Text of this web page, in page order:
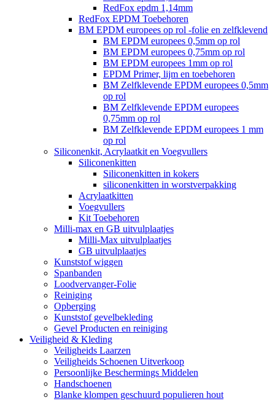
RedFox epdm 1,14mm
RedFox EPDM Toebehoren
BM EPDM europees op rol -folie en zelfklevend
BM EPDM europees 0,5mm op rol
BM EPDM europees 0,75mm op rol
BM EPDM europees 1mm op rol
EPDM Primer, lijm en toebehoren
BM Zelfklevende EPDM europees 0,5mm
op rol
BM Zelfklevende EPDM europees
0,75mm op rol
BM Zelfklevende EPDM europees 1 mm
op rol
Siliconenkit, Acrylaatkit en Voegvullers
Siliconenkitten
Siliconenkitten in kokers
siliconenkitten in worstverpakking
Acrylaatkitten
Voegvullers
Kit Toebehoren
Milli-max en GB uitvulplaatjes
Milli-Max uitvulplaatjes
GB uitvulplaatjes
Kunststof wiggen
Spanbanden
Loodvervanger-Folie
Reiniging
Opberging
Kunststof gevelbekleding
Gevel Producten en reiniging
Veiligheid & Kleding
Veiligheids Laarzen
Veiligheids Schoenen Uitverkoop
Persoonlijke Beschermings Middelen
Handschoenen
Blanke klompen geschuurd populieren hout